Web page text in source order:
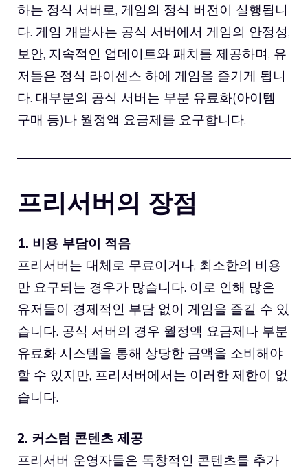
하는 정식 서버로, 게임의 정식 버전이 실행됩니
다. 게임 개발사는 공식 서버에서 게임의 안정성,
보안, 지속적인 업데이트와 패치를 제공하며, 유
저들은 정식 라이센스 하에 게임을 즐기게 됩니
다. 대부분의 공식 서버는 부분 유료화(아이템
구매 등)나 월정액 요금제를 요구합니다.
프리서버의 장점
1. 비용 부담이 적음
프리서버는 대체로 무료이거나, 최소한의 비용
만 요구되는 경우가 많습니다. 이로 인해 많은
유저들이 경제적인 부담 없이 게임을 즐길 수 있
습니다. 공식 서버의 경우 월정액 요금제나 부분
유료화 시스템을 통해 상당한 금액을 소비해야
할 수 있지만, 프리서버에서는 이러한 제한이 없
습니다.
2. 커스텀 콘텐츠 제공
프리서버 운영자들은 독창적인 콘텐츠를 추가